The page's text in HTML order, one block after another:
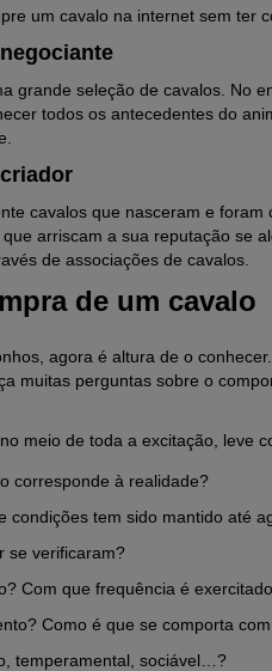
um cavalo na internet sem ter
grande seleção de cavalos. No
todos os antecedentes do
cavalos que nasceram e
arriscam a sua reputação se
de associações de cavalos.
de um cavalo
agora é altura de o
muitas perguntas sobre o
meio de toda a excitação, leve
corresponde à realidade?
condições tem sido mantido até
se verificaram?
Com que frequência é
Como é que se comporta
temperamental, sociável…?